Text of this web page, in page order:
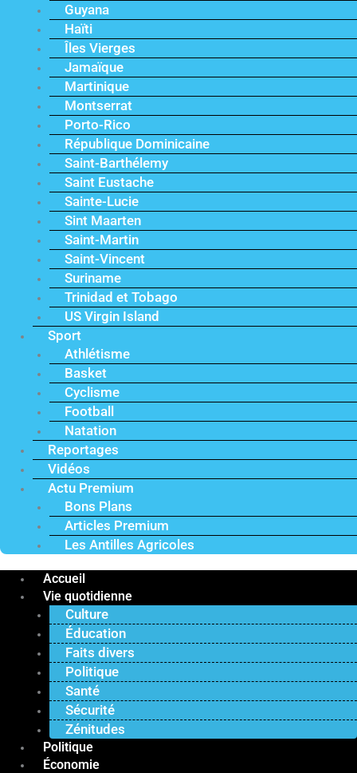
Guyana
Haïti
Îles Vierges
Jamaïque
Martinique
Montserrat
Porto-Rico
République Dominicaine
Saint-Barthélemy
Saint Eustache
Sainte-Lucie
Sint Maarten
Saint-Martin
Saint-Vincent
Suriname
Trinidad et Tobago
US Virgin Island
Sport
Athlétisme
Basket
Cyclisme
Football
Natation
Reportages
Vidéos
Actu Premium
Bons Plans
Articles Premium
Les Antilles Agricoles
Accueil
Vie quotidienne
Culture
Éducation
Faits divers
Politique
Santé
Sécurité
Zénitudes
Politique
Économie